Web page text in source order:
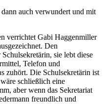
auch verwundert und mit
verrichtet Gabi Haggenmiller
Den
sie lebt diese
Telefon und
zuhört. Die Schulsekretärin ist
schließlich eine
aber wenn das Sekretariat
freundlich und